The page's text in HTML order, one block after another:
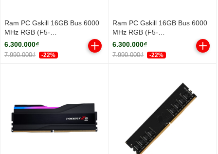
Ram PC Gskill 16GB Bus 6000
MHz RGB (F5-
6000J3636F16GX1-TZ5RW)
6.300.000₫
7.990.000₫ -22%
Ram PC Gskill 16GB Bus 6000
MHz RGB (F5-
6000J3636F16GX1-TZ5RS)
6.300.000₫
7.990.000₫ -22%